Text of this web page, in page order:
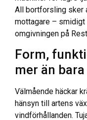
All bortforsling sker
mottagare –
omgivningen på
Form,
mer än
Välmående häckar
hänsyn till artens
vindförhållanden.